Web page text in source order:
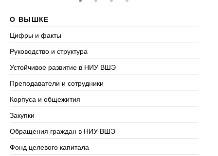
О ВЫШКЕ
Цифры и факты
Руководство и структура
Устойчивое развитие в НИУ ВШЭ
Преподаватели и сотрудники
Корпуса и общежития
Закупки
Обращения граждан в НИУ ВШЭ
Фонд целевого капитала